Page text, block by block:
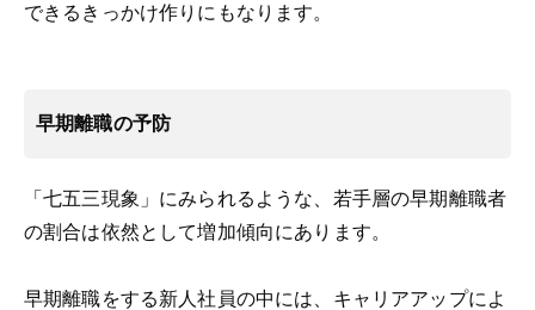
できるきっかけ作りにもなります。
早期離職の予防
「七五三現象」にみられるような、若手層の早期離職者
の割合は依然として増加傾向にあります。
早期離職をする新人社員の中には、キャリアアップによ